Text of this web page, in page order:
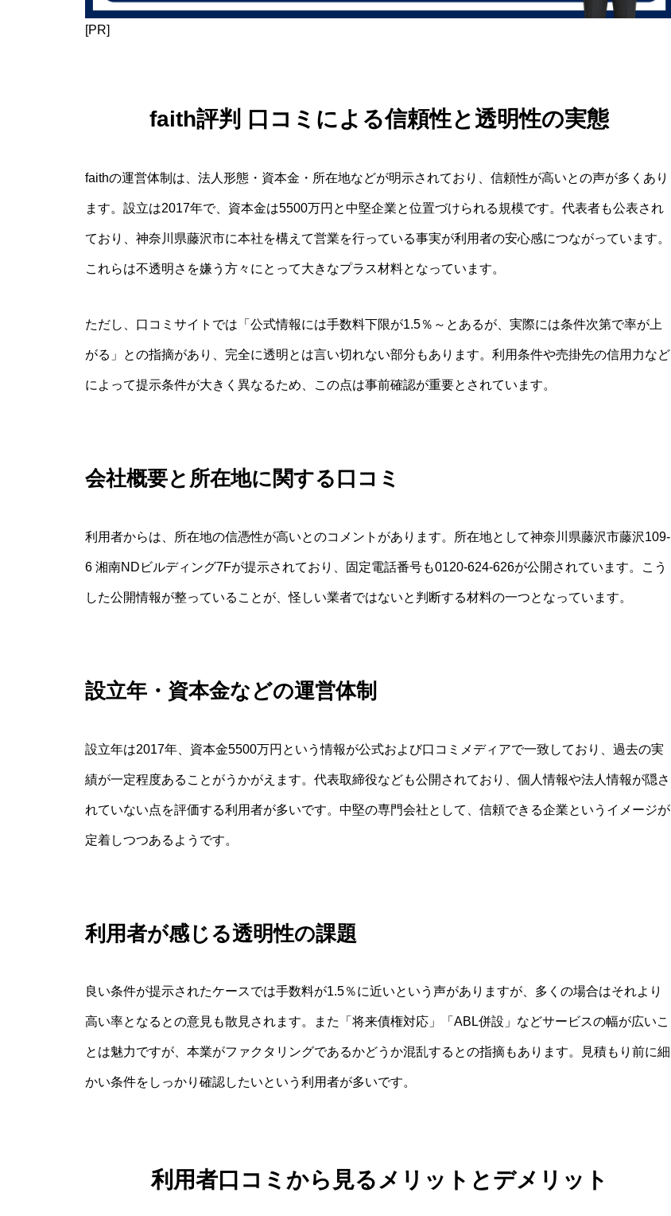
[PR]
faith評判 口コミによる信頼性と透明性の実態
faithの運営体制は、法人形態・資本金・所在地などが明示されており、信頼性が高いとの声が多くあり
ます。設立は2017年で、資本金は5500万円と中堅企業と位置づけられる規模です。代表者も公表され
ており、神奈川県藤沢市に本社を構えて営業を行っている事実が利用者の安心感につながっています。
これらは不透明さを嫌う方々にとって大きなプラス材料となっています。
ただし、口コミサイトでは「公式情報には手数料下限が1.5％～とあるが、実際には条件次第で率が上
がる」との指摘があり、完全に透明とは言い切れない部分もあります。利用条件や売掛先の信用力など
によって提示条件が大きく異なるため、この点は事前確認が重要とされています。
会社概要と所在地に関する口コミ
利用者からは、所在地の信憑性が高いとのコメントがあります。所在地として神奈川県藤沢市藤沢109-
6 湘南NDビルディング7Fが提示されており、固定電話番号も0120-624-626が公開されています。こう
した公開情報が整っていることが、怪しい業者ではないと判断する材料の一つとなっています。
設立年・資本金などの運営体制
設立年は2017年、資本金5500万円という情報が公式および口コミメディアで一致しており、過去の実
績が一定程度あることがうかがえます。代表取締役なども公開されており、個人情報や法人情報が隠さ
れていない点を評価する利用者が多いです。中堅の専門会社として、信頼できる企業というイメージが
定着しつつあるようです。
利用者が感じる透明性の課題
良い条件が提示されたケースでは手数料が1.5％に近いという声がありますが、多くの場合はそれより
高い率となるとの意見も散見されます。また「将来債権対応」「ABL併設」などサービスの幅が広いこ
とは魅力ですが、本業がファクタリングであるかどうか混乱するとの指摘もあります。見積もり前に細
かい条件をしっかり確認したいという利用者が多いです。
利用者口コミから見るメリットとデメリット